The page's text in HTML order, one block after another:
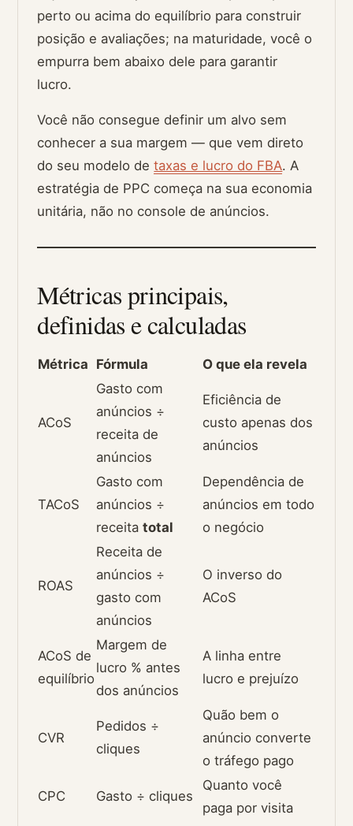
perto ou acima do equilíbrio para construir
posição e avaliações; na maturidade, você o
empurra bem abaixo dele para garantir
lucro.
Você não consegue definir um alvo sem
conhecer a sua margem — que vem direto
do seu modelo detaxas e lucro do FBA. A
estratégia de PPC começa na sua economia
unitária, não no console de anúncios.
Métricas principais,
definidas e calculadas
Métrica Fórmula O que ela revela
ACoS
Gasto com
anúncios ÷
receita de
anúncios
Eficiência de
custo apenas dos
anúncios
TACoS
Gasto com
anúncios ÷
receitatotal
Dependência de
anúncios em todo
o negócio
ROAS
Receita de
anúncios ÷
gasto com
anúncios
O inverso do
ACoS
ACoS de
equilíbrio
Margem de
lucro % antes
dos anúncios
A linha entre
lucro e prejuízo
CVR
Pedidos ÷
cliques
Quão bem o
anúncio converte
o tráfego pago
CPC Gasto ÷ cliques
Quanto você
paga por visita